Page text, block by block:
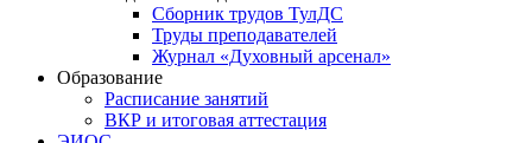
Сборник трудов ТулДС
Труды преподавателей
Журнал «Духовный арсенал»
Образование
Расписание занятий
ВКР и итоговая аттестация